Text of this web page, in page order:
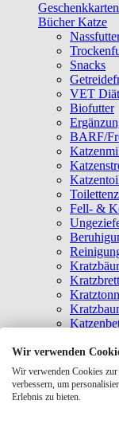
Geschenkkarten
Bücher Katze
Snacks
VET
Biofutter
BARF/
Fell- &
Baldrian-
Wir verwenden
Wir verwenden Cookies zur
verbessern, um
Erlebnis zu bieten.